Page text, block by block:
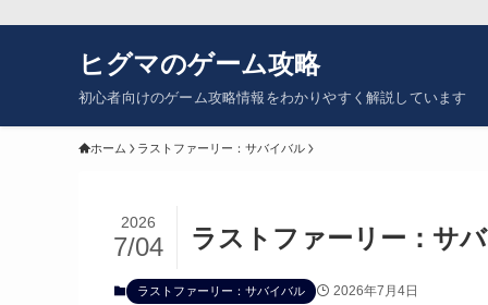
ヒグマのゲーム攻略
初心者向けのゲーム攻略情報をわかりやすく解説しています
ホーム ラストファーリー：サバイバル
ラストファーリー：サ
2026
7/04
ラストファーリー：サバイバル 2026年7月4日